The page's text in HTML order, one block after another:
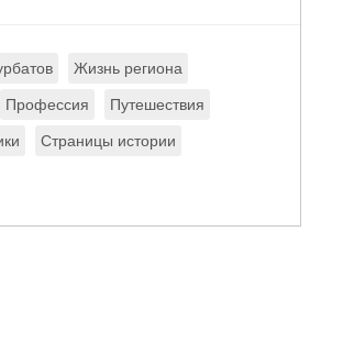
Жизнь региона
Профессия Путешествия
Страницы истории